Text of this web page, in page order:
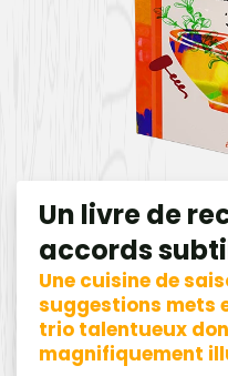
Un livre de
accords
Une cuisine de
suggestions mets
trio talentueux
magnifiquement